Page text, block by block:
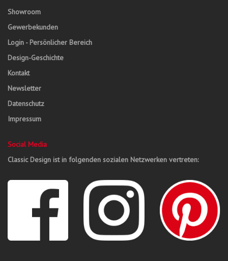
Showroom
Gewerbekunden
Login - Persönlicher Bereich
Design-Geschichte
Kontakt
Newsletter
Datenschutz
Impressum
Social Media
Classic Design ist in folgenden sozialen Netzwerken vertreten: